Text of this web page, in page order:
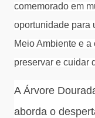
comemorado em
oportunidade para
Meio Ambiente e
preservar e cuidar
A Árvore
aborda o